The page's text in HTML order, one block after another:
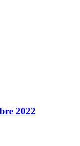
2022